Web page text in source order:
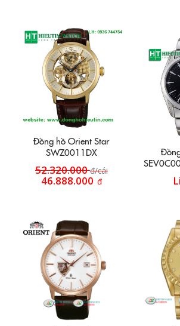
Đồng hồ Orient Star
SWZ0011DX
52.320.000đ/cái
46.888.000 đ